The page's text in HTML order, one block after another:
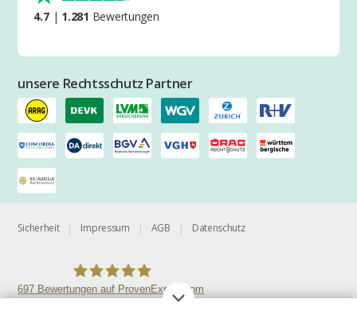
4.7 | 1.281 Bewertungen
unsere Rechtsschutz Partner
Sicherheit | Impressum | AGB | Datenschutz
697 Bewertungen auf ProvenExpert.com